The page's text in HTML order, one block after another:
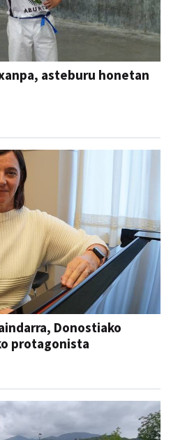
asteburu honetan
Donostiako
protagonista